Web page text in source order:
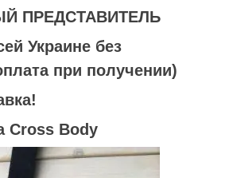
ПРЕДСТАВИТЕЛЬ
Украине без
при получении)
Cross Body